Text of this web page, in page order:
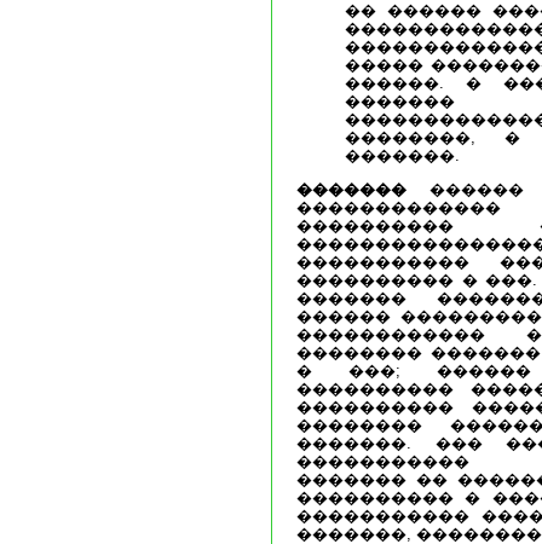
�� ������
�����
������. �
�������
��������, �
�������.
������� ������
����������
�����������
���������� �
�������
������
������������
��������
� ���; ������
����������
����������
��������
�������. ���
�����������
������� ��
���������� �
�����������
�������,